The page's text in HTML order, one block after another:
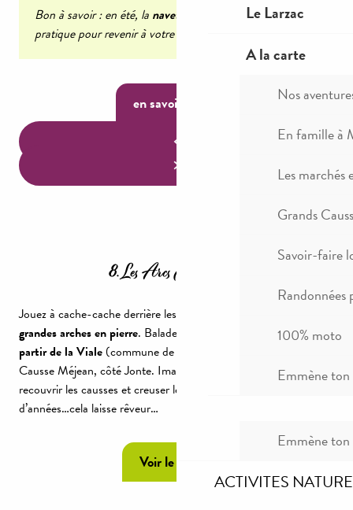
Le Larzac
A la carte
Nos
En famille à
Les marchés
Grands
Savoir-faire
Randonnées
100% moto
Emmène
Emmène
ACTIVITES NATURE
Bon à savoir : en été, la navette touristiqueest bien
pratique pour revenir à votre point de départ.
en savoir plus
8. Les Arcs Saint Pierre
Jouez à cache-cache derrière les
grandes arches en pierre. Balade d’1h30 entre roches et sapins à
partir de la Viale (commune de St Pierre des Tripiers) sur le
Causse Méjean, côté Jonte. Imaginez l’océan arriver jusqu’ici,
recouvrir les causses et creuser les arcs ….il y a des millions
d’années…cela laisse rêveur…
Voir le topo